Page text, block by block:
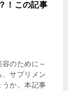
！この記事
のために～
サプリメン
うか。本記事